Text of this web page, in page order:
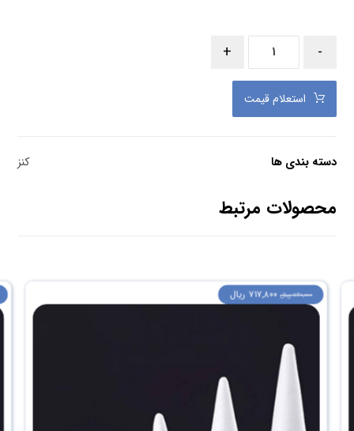
-
+
استعلام قیمت
دسته بندی ها کنز
محصولات مرتبط
۷۴۰,۰۰۰ ریال ۷۱۷,۸۰۰ ریال